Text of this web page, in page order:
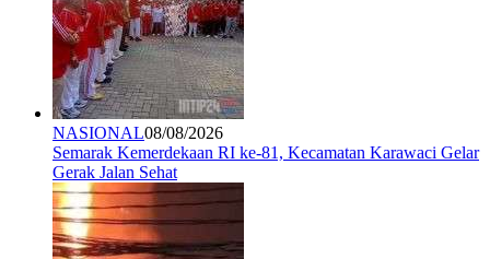
NASIONAL08/08/2026
Semarak Kemerdekaan RI ke-81, Kecamatan Karawaci Gelar
Gerak Jalan Sehat